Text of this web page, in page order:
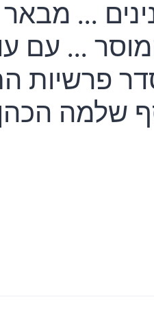
...
... עם
פרשיות
שלמה הכהן